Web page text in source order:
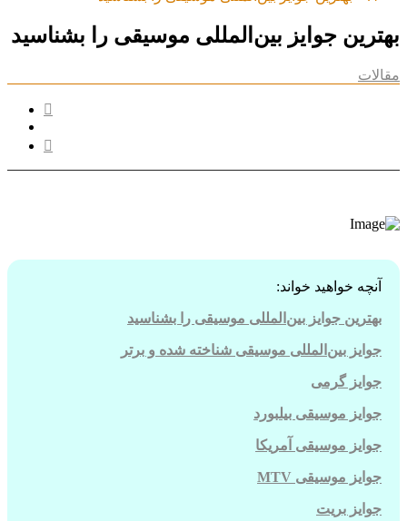
بهترین جوایز بین‌المللی موسیقی را بشناسید
مقالات
آنچه خواهید خواند:
بهترین جوایز بین‌المللی موسیقی را بشناسید
جوایز بین‌المللی موسیقی شناخته شده و برتر
جوایز گرمی
جوایز موسیقی بیلبورد
جوایز موسیقی آمریکا
جوایز موسیقیMTV
جوایز بریت